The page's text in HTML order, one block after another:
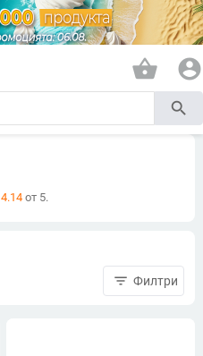
shopping_basket account_circle
search
4.14от 5.
filter_list Филтри